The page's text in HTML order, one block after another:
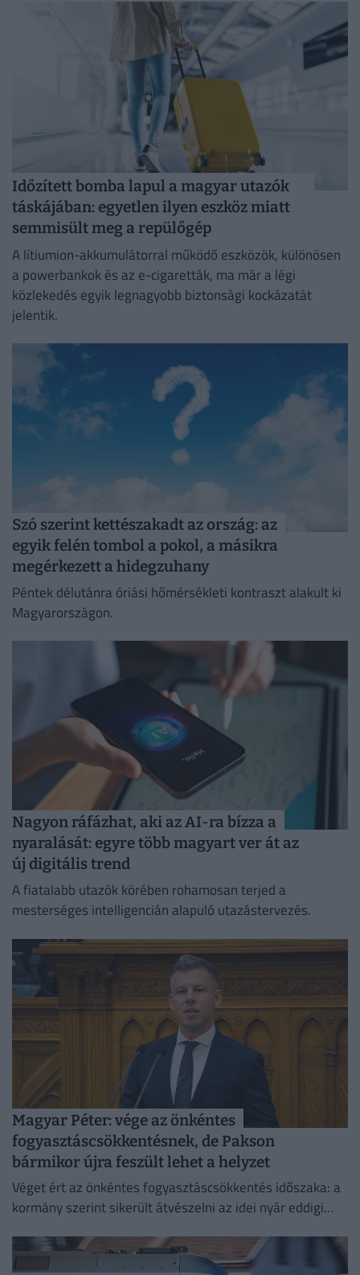
Időzített bomba lapul a magyar utazók
táskájában: egyetlen ilyen eszköz miatt
semmisült meg a repülőgép
A lítiumion-akkumulátorral működő eszközök, különösen
a powerbankok és az e-cigaretták, ma már a légi
közlekedés egyik legnagyobb biztonsági kockázatát
jelentik.
Szó szerint kettészakadt az ország: az
egyik felén tombol a pokol, a másikra
megérkezett a hidegzuhany
Péntek délutánra óriási hőmérsékleti kontraszt alakult ki
Magyarországon.
Nagyon ráfázhat, aki az AI-ra bízza a
nyaralását: egyre több magyart ver át az
új digitális trend
A fiatalabb utazók körében rohamosan terjed a
mesterséges intelligencián alapuló utazástervezés.
Magyar Péter: vége az önkéntes
fogyasztáscsökkentésnek, de Pakson
bármikor újra feszült lehet a helyzet
Véget ért az önkéntes fogyasztáscsökkentés időszaka: a
kormány szerint sikerült átvészelni az idei nyár eddigi